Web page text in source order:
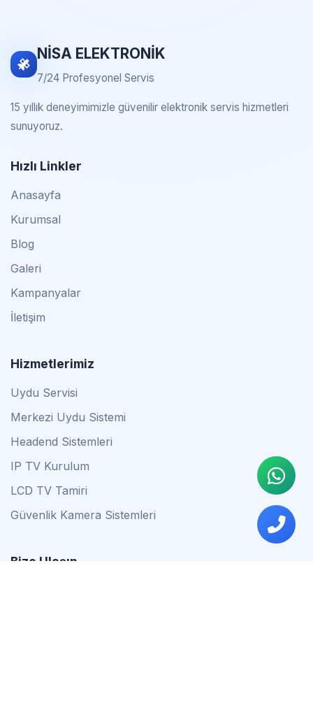
NİSA ELEKTRONİK
7/24 Profesyonel Servis
15 yıllık deneyimimizle güvenilir elektronik servis hizmetleri
sunuyoruz.
Hızlı Linkler
Anasayfa
Kurumsal
Blog
Galeri
Kampanyalar
İletişim
Hizmetlerimiz
Uydu Servisi
Merkezi Uydu Sistemi
Headend Sistemleri
IP TV Kurulum
LCD TV Tamiri
Güvenlik Kamera Sistemleri
Bize Ulaşın